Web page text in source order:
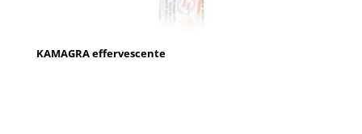
KAMAGRA effervescente